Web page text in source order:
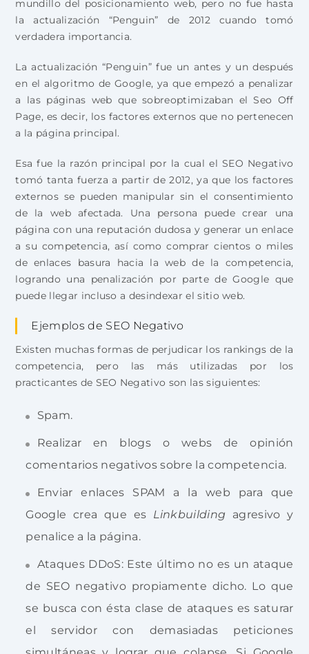
mundillo del posicionamiento web, pero no fue hasta
la actualización “Penguin” de 2012 cuando tomó
verdadera importancia.
La actualización “Penguin” fue un antes y un después
en el algoritmo de Google, ya que empezó a penalizar
a las páginas web que sobreoptimizaban el Seo Off
Page, es decir, los factores externos que no pertenecen
a la página principal.
Esa fue la razón principal por la cual el SEO Negativo
tomó tanta fuerza a partir de 2012, ya que los factores
externos se pueden manipular sin el consentimiento
de la web afectada. Una persona puede crear una
página con una reputación dudosa y generar un enlace
a su competencia, así como comprar cientos o miles
de enlaces basura hacia la web de la competencia,
logrando una penalización por parte de Google que
puede llegar incluso a desindexar el sitio web.
Ejemplos de SEO Negativo
Existen muchas formas de perjudicar los rankings de la
competencia, pero las más utilizadas por los
practicantes de SEO Negativo son las siguientes:
Spam.
Realizar en blogs o webs de opinión
comentarios negativos sobre la competencia.
Enviar enlaces SPAM a la web para que
Google crea que es Linkbuilding agresivo y
penalice a la página.
Ataques DDoS: Este último no es un ataque
de SEO negativo propiamente dicho. Lo que
se busca con ésta clase de ataques es saturar
el servidor con demasiadas peticiones